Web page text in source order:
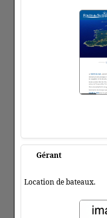
Gérant
Location de bateaux.